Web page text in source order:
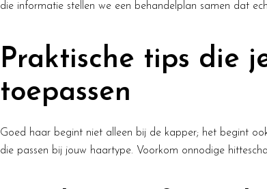
die informatie stellen we een behandelplan samen dat
Praktische tips die
toepassen
Goed haar begint niet alleen bij de kapper; het begint
die passen bij jouw haartype. Voorkom onnodige